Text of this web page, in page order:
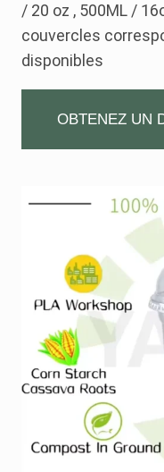
/ 20 oz , 500ML /
couvercles
disponibles
OBTENEZ UN